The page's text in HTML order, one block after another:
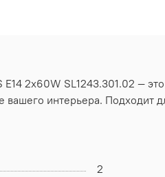
E14 2х60W SL1243.301.02 —
интерьера. Подходит
2